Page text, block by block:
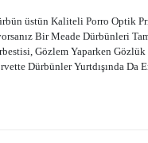
üstün Kaliteli Porro Optik
Bir Meade Dürbünleri
Gözlem Yaparken
Dürbünler Yurtdışında Da